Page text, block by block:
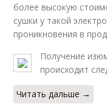
более высокую
сушки у такой
проникновения в
Получение
происходит
Читать дальше →